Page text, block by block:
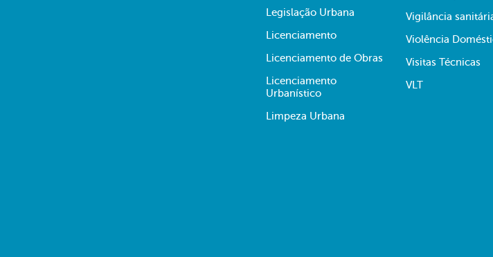
Legislação Urbana
Licenciamento
Licenciamento de Obras
Licenciamento
Urbanístico
Limpeza Urbana
Vigilância
Violência
Visitas Técnicas
VLT